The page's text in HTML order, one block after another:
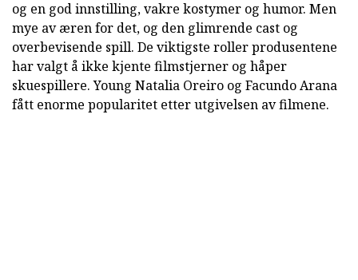
og en god innstilling, vakre kostymer og humor. Men
mye av æren for det, og den glimrende cast og
overbevisende spill. De viktigste roller produsentene
har valgt å ikke kjente filmstjerner og håper
skuespillere. Young Natalia Oreiro og Facundo Arana
fått enorme popularitet etter utgivelsen av filmene.